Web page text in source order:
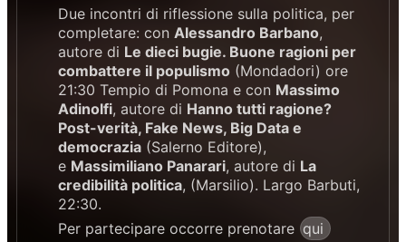
Due incontri di riflessione sulla politica, per
completare: con Alessandro Barbano,
autore di Le dieci bugie. Buone ragioni per
combattere il populismo (Mondadori) ore
21:30 Tempio di Pomona e con Massimo
Adinolfi, autore di Hanno tutti ragione?
Post-verità, Fake News, Big Data e
democrazia (Salerno Editore),
e Massimiliano Panarari, autore di La
credibilità politica, (Marsilio). Largo Barbuti,
22:30.
Per partecipare occorre prenotare qui